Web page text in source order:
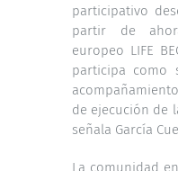
participativo
partir de
europeo LIFE
participa como
de ejecución de
señala García
La comunidad